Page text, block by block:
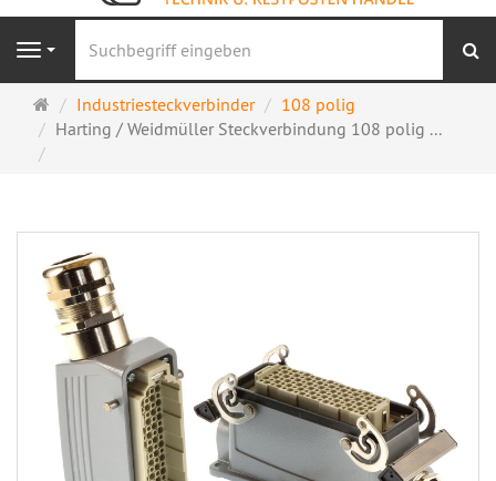
Navigation
Startseite
Industriesteckverbinder
108 polig
Harting / Weidmüller Steckverbindung 108 polig ...